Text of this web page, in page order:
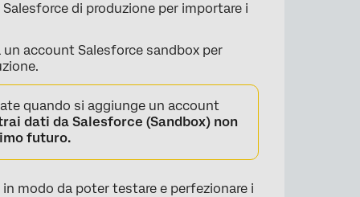
di produzione per importare i
un account Salesforce sandbox per
quando si aggiunge un account
dati da Salesforce (Sandbox) non
futuro.
modo da poter testare e perfezionare i